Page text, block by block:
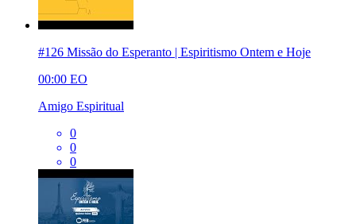
#126 Missão do Esperanto | Espiritismo Ontem e Hoje
00:00 EO
Amigo Espiritual
0
0
0